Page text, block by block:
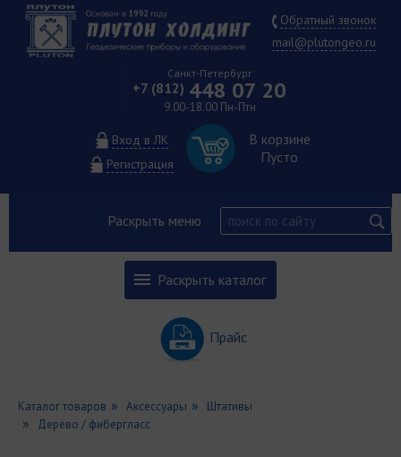
Обратный звонок
mail@plutongeo.ru
Санкт-Петербург
+7 (812) 448 07 20
9.00-18.00 Пн-Птн
Вход в ЛК
Регистрация
В корзине
Пусто
Раскрыть меню
Раскрыть каталог
Прайс
Каталог товаров Аксессуары
Штативы
Дерево / фибергласс